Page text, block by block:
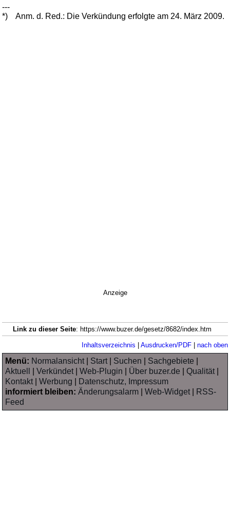
---
*)
Anm. d. Red.: Die Verkündung erfolgte am 24. März 2009.
Anzeige
Link zu dieser Seite: https://www.buzer.de/gesetz/8682/index.htm
Inhaltsverzeichnis | Ausdrucken/PDF| nach oben
Menü: Normalansicht| Start| Suchen Sachgebiete
Aktuell
|Verkündet|Web-Plugin Über buzer.de |Qualität|
Kontakt|Werbung
Datenschutz, Impressum
informiert bleiben: Änderungsalarm |Web-Widget|
RSS-
Feed